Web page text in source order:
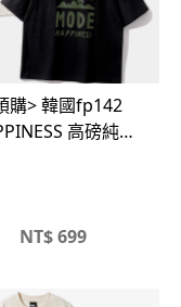
購> 韓國fp142
高磅純棉
NT$699